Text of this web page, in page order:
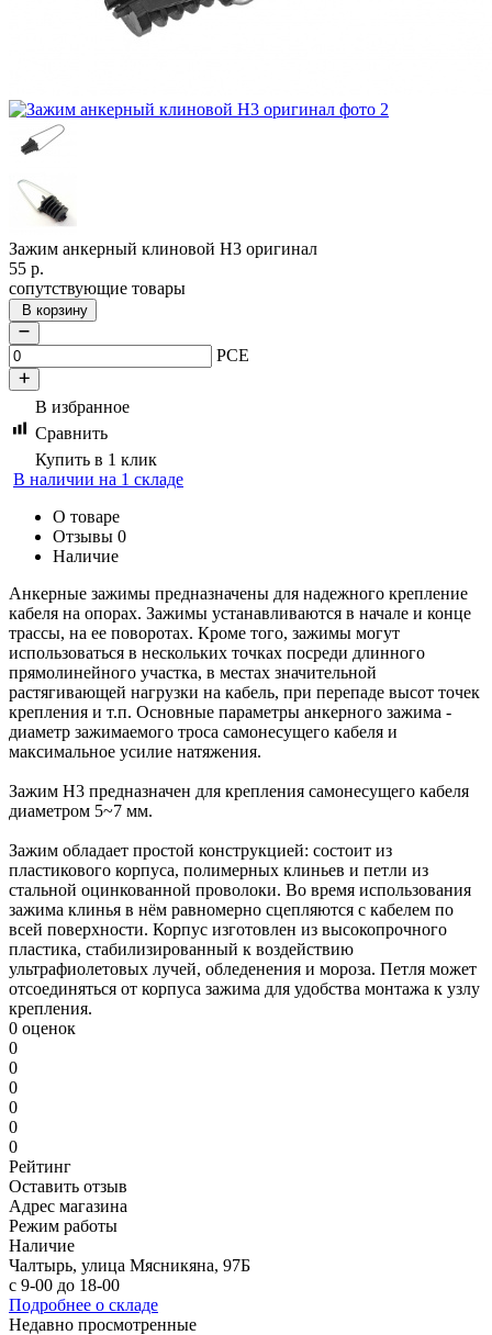
Зажим анкерный клиновой Н3 оригинал
55 р.
сопутствующие товары
В корзину
PCE
В избранное
Сравнить
Купить в 1 клик
В наличии на 1 складе
О товаре
Отзывы 0
Наличие
Анкерные зажимы предназначены для надежного крепление
кабеля на опорах. Зажимы устанавливаются в начале и конце
трассы, на ее поворотах. Кроме того, зажимы могут
использоваться в нескольких точках посреди длинного
прямолинейного участка, в местах значительной
растягивающей нагрузки на кабель, при перепаде высот точек
крепления и т.п. Основные параметры анкерного зажима -
диаметр зажимаемого троса самонесущего кабеля и
максимальное усилие натяжения.
Зажим Н3 предназначен для крепления самонесущего кабеля
диаметром 5~7 мм.
Зажим обладает простой конструкцией: состоит из
пластикового корпуса, полимерных клиньев и петли из
стальной оцинкованной проволоки. Во время использования
зажима клинья в нём равномерно сцепляются с кабелем по
всей поверхности. Корпус изготовлен из высокопрочного
пластика, стабилизированный к воздействию
ультрафиолетовых лучей, обледенения и мороза. Петля может
отсоединяться от корпуса зажима для удобства монтажа к узлу
крепления.
0 оценок
0
0
0
0
0
0
Рейтинг
Оставить отзыв
Адрес магазина
Режим работы
Наличие
Чалтырь, улица Мясникяна, 97Б
с 9-00 до 18-00
Подробнее о складе
Недавно просмотренные